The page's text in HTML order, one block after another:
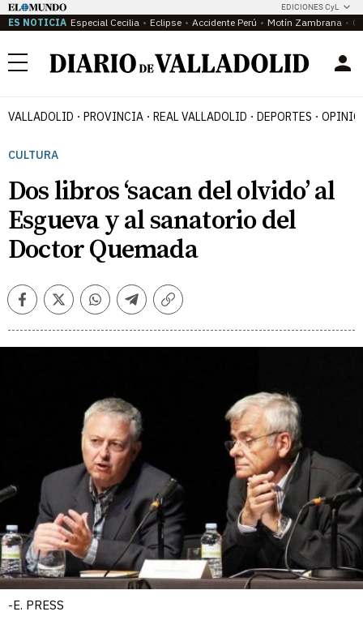
EDICIONES CyL
ES NOTICIA Especial Cecilia Eclipse Accidente Perú Motín Zambrana
Menú
VALLADOLID PROVINCIA REAL VALLADOLID DEPORTES
CULTURA
Dos libros ‘sacan del olvido’ al
Esgueva y al sanatorio del
Doctor Quemada
FacebookTwitterWhatsappTelegramCopiar
-E. PRESS